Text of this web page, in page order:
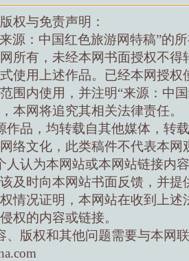
权与免责声明：
源：中国红色旅游网特稿”的
所有，未经本网书面授权不得
使用上述作品。已经本网授权
围内使用，并注明“来源：中
本网将追究其相关法律责任。
作品，均转载自其他媒体，转
络文化，此类稿件不代表本网
人认为本网站或本网站链接内
及时向本网站书面反馈，并提
情况证明，本网站在收到上述
权的内容或链接。
、版权和其他问题需要与本网